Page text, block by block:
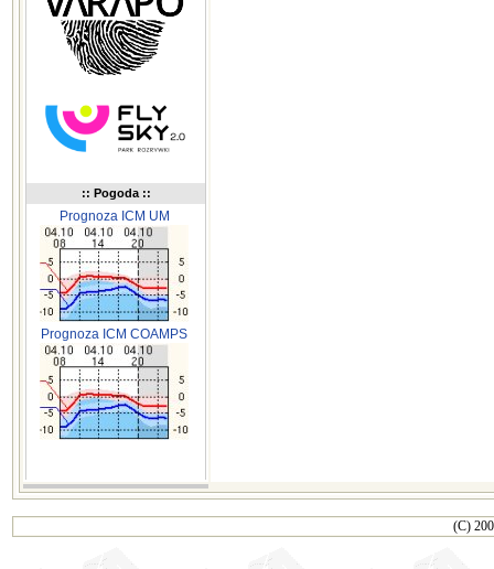
:: Pogoda ::
Prognoza ICM UM
Prognoza ICM COAMPS
(C)